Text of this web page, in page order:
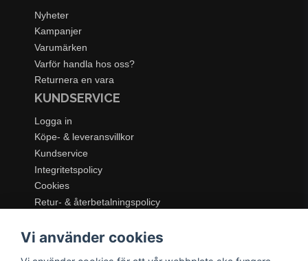
Nyheter
Kampanjer
Varumärken
Varför handla hos oss?
Returnera en vara
KUNDSERVICE
Logga in
Köpe- & leveransvillkor
Kundservice
Integritetspolicy
Cookies
Retur- & återbetalningspolicy
Dukning & Servering
Vi använder cookies